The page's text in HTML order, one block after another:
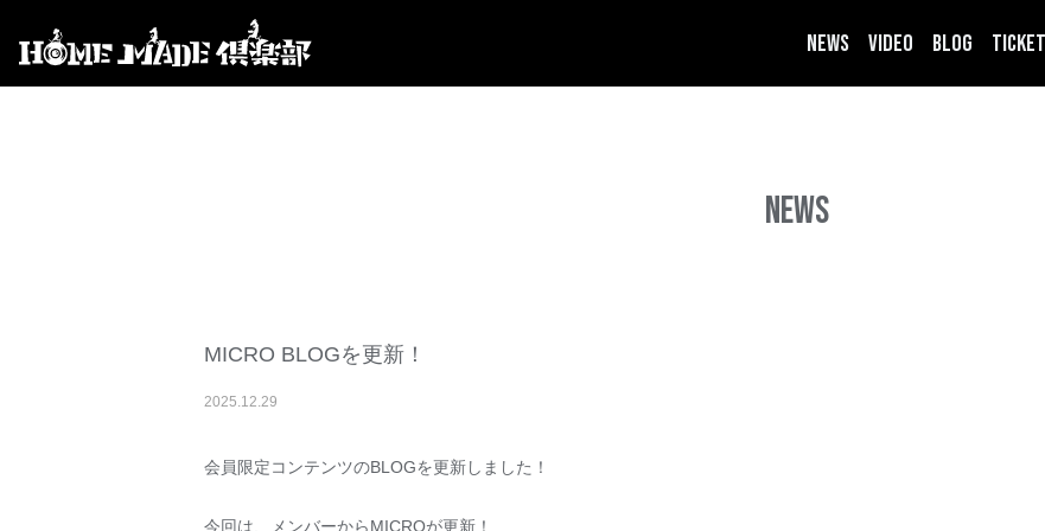
NEWS VIDEO BLOG TICKET
NEWS
MICRO BLOGを更新！
2025.12.29
会員限定コンテンツのBLOGを更新しました！
今回は、メンバーからMICROが更新！